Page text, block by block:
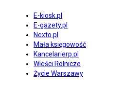
E-kiosk.pl
E-gazety.pl
Nexto.pl
Mała księgowość
Kancelarierp.pl
Wieści Rolnicze
Życie Warszawy